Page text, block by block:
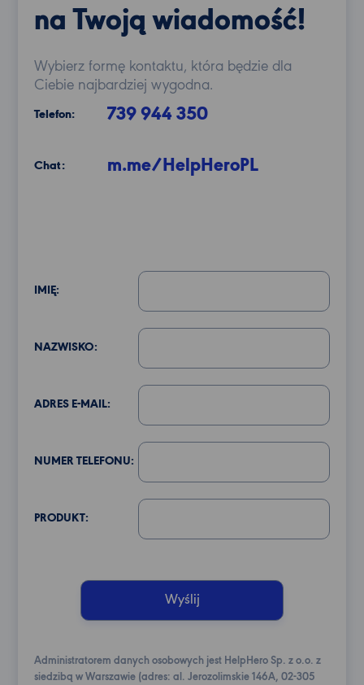
na Twoją wiadomość!
Wybierz formę kontaktu, która będzie dla
Ciebie najbardziej wygodna.
Telefon: 739 944 350
Chat: m.me/HelpHeroPL
IMIĘ:
NAZWISKO:
ADRES E-MAIL:
NUMER TELEFONU:
PRODUKT:
Administratorem danych osobowych jest HelpHero Sp. z o.o. z
siedzibą w Warszawie (adres: al. Jerozolimskie 146A, 02-305